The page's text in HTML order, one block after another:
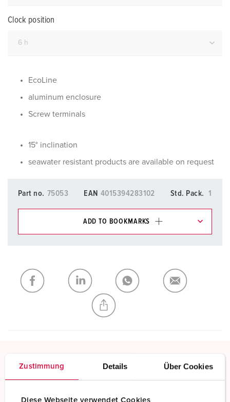
Zustimmung Details Über Cookies
Diese Webseite verwendet Cookies
Clock position
EcoLine
aluminum enclosure
Screw terminals
15° inclination
seawater resistant products are available on request
Part no. 75053 EAN 4015394283102 Std. Pack. 1
ADD TO BOOKMARKS
My list ADD
CREATE A NEW LIST
Screw terminals